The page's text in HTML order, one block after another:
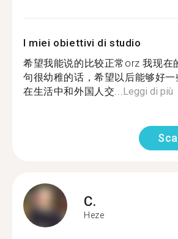
I miei obiettivi di studio
希望我能说的比较正常orz 我现在
句很幼稚的话，希望以后能够好
在生活中和外国人交...Leggi di più
C.
Heze